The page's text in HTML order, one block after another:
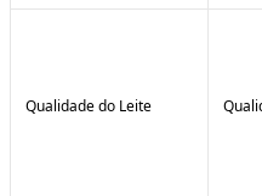
Qualidade do Leite